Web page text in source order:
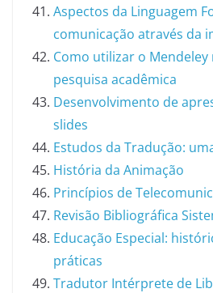
Aspectos da Linguagem
comunicação através da
Como utilizar o Mendeley
pesquisa acadêmica
Desenvolvimento de
slides
Estudos da Tradução:
História da Animação
Princípios de
Revisão Bibliográfica
Educação Especial:
práticas
Tradutor Intérprete de